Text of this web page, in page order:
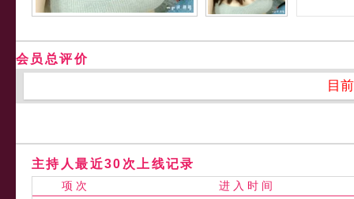
会员总评价
目
主持人最近30次上线记录
项 次 进 入 时 间